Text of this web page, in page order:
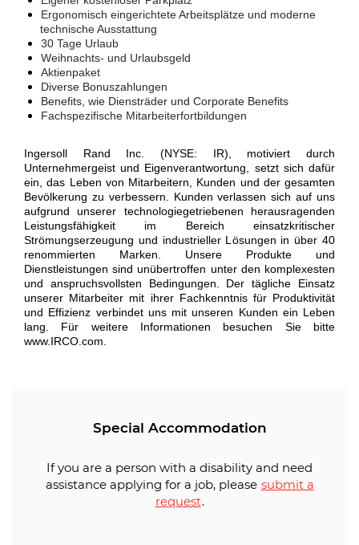
Ergonomisch eingerichtete Arbeitsplätze und moderne
technische Ausstattung
30 Tage Urlaub
Weihnachts- und Urlaubsgeld
Aktienpaket
Diverse Bonuszahlungen
Benefits, wie Diensträder und Corporate Benefits
Fachspezifische Mitarbeiterfortbildungen
Ingersoll Rand Inc. (NYSE: IR), motiviert durch
Unternehmergeist und Eigenverantwortung, setzt sich dafür
ein, das Leben von Mitarbeitern, Kunden und der gesamten
Bevölkerung zu verbessern. Kunden verlassen sich auf uns
aufgrund unserer technologiegetriebenen herausragenden
Leistungsfähigkeit im Bereich einsatzkritischer
Strömungserzeugung und industrieller Lösungen in über 40
renommierten Marken. Unsere Produkte und
Dienstleistungen sind unübertroffen unter den komplexesten
und anspruchsvollsten Bedingungen. Der tägliche Einsatz
unserer Mitarbeiter mit ihrer Fachkenntnis für Produktivität
und Effizienz verbindet uns mit unseren Kunden ein Leben
lang. Für weitere Informationen besuchen Sie bitte
www.IRCO.com.
Special Accommodation
If you are a person with a disability and need
assistance applying for a job, please submit a
request.